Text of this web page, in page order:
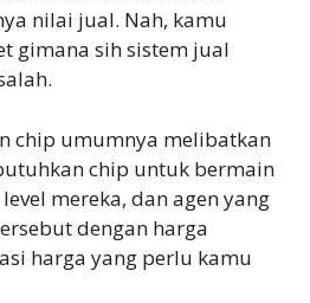
nilai jual. Nah, kamu
gimana sih sistem jual
chip umumnya melibatkan
chip untuk bermain
mereka, dan agen yang
dengan harga
harga yang perlu kamu